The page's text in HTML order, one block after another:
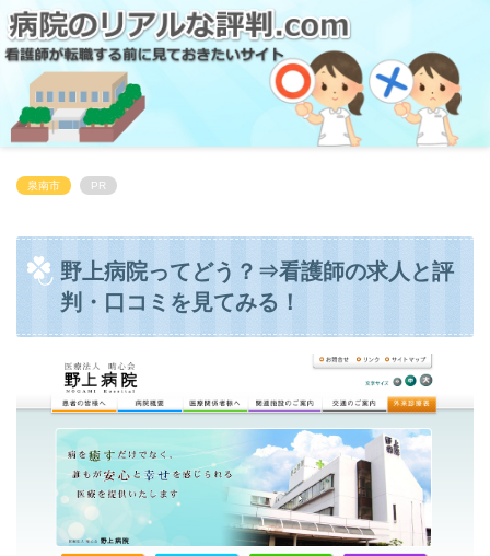
泉南市 PR
野上病院ってどう？⇒看護師の求人と評
判・口コミを見てみる！